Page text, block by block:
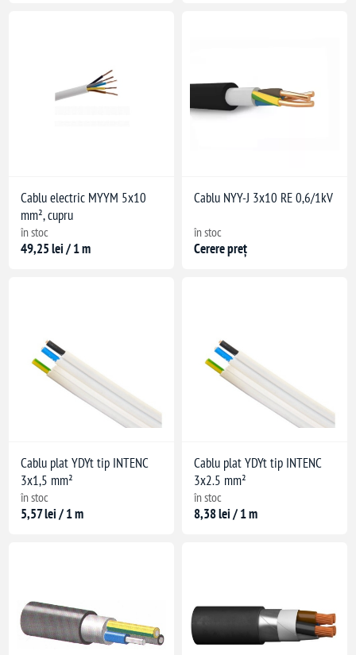
-10°C
Cablu electric MYYM 5x10
mm², cupru
în stoc
49,25 lei / 1 m
Cablu NYY-J 3x10 RE 0,6/1kV
în stoc
Cerere preț
Cablu plat YDYt tip INTENC
3x1,5 mm²
în stoc
5,57 lei / 1 m
Cablu plat YDYt tip INTENC
3x2.5 mm²
în stoc
8,38 lei / 1 m